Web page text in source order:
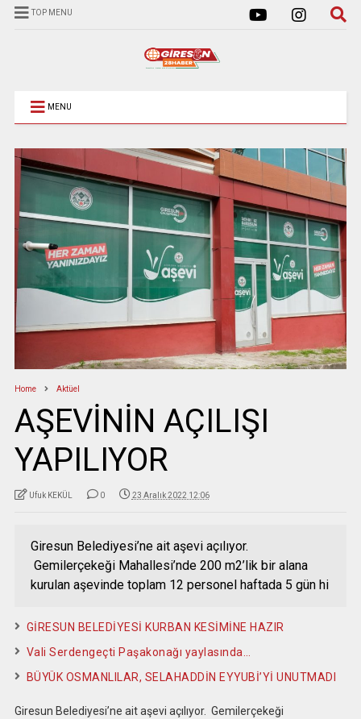
TOP MENU
MENU
Home Aktüel
AŞEVİNİN AÇILIŞI
YAPILIYOR
Ufuk KEKÜL 0 23 Aralık 2022 12:06
Giresun Belediyesi’ne ait aşevi açılıyor.
Gemilerçekeği Mahallesi’nde 200 m2’lik bir alana
kurulan aşevinde toplam 12 personel haftada 5 gün hi
GİRESUN BELEDİYESİ KURBAN KESİMİNE HAZIR
Vali Serdengeçti Paşakonağı yaylasında…
BÜYÜK OSMANLILAR, SELAHADDİN EYYUBİ’Yİ UNUTMADI
Giresun Belediyesi’ne ait aşevi açılıyor. Gemilerçekeği